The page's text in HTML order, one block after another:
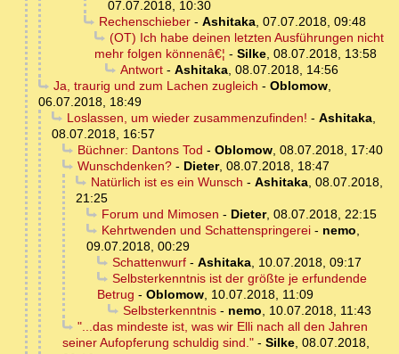
07.07.2018, 10:30
Rechenschieber- Ashitaka, 07.07.2018, 09:48
(OT) Ich habe deinen letzten Ausführungen nicht
mehr folgen könnenâ€¦ - Silke, 08.07.2018, 13:58
Antwort- Ashitaka, 08.07.2018, 14:56
Ja, traurig und zum Lachen zugleich - Oblomow,
06.07.2018, 18:49
Loslassen, um wieder zusammenzufinden! - Ashitaka,
08.07.2018, 16:57
Büchner: Dantons Tod - Oblomow, 08.07.2018, 17:40
Wunschdenken?- Dieter, 08.07.2018, 18:47
Natürlich ist es ein Wunsch - Ashitaka, 08.07.2018,
21:25
Forum und Mimosen - Dieter, 08.07.2018, 22:15
Kehrtwenden und Schattenspringerei- nemo,
09.07.2018, 00:29
Schattenwurf- Ashitaka, 10.07.2018, 09:17
Selbsterkenntnis ist der größte je erfundende
Betrug - Oblomow, 10.07.2018, 11:09
Selbsterkenntnis- nemo, 10.07.2018, 11:43
"...das mindeste ist, was wir Elli nach all den Jahren
seiner Aufopferung schuldig sind." - Silke, 08.07.2018,